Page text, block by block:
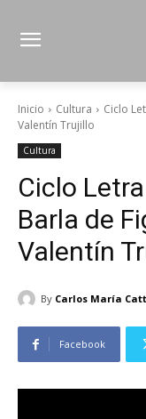
Inicio Cultura
Ciclo
Valentín Trujillo
Cultura
Ciclo
Barla de
Valentín
By Carlos María
Facebook